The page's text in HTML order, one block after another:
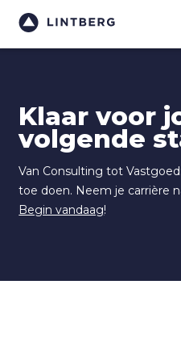
Klaar voor
volgende
Van Consulting tot
toe doen. Neem je carrière
Begin vandaag!